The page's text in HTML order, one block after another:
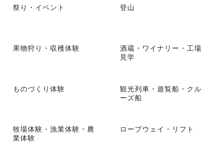
祭り・イベント 登山
果物狩り・収穫体験
酒蔵・ワイナリー・工場
見学
ものづくり体験
観光列車・遊覧船・クル
ーズ船
牧場体験・漁業体験・農
業体験
ロープウェイ・リフト